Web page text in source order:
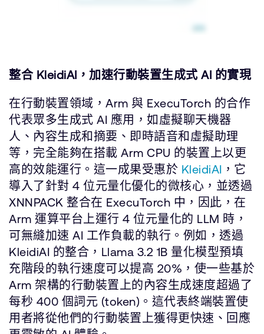
整合 KleidiAI，加速行動裝置生成式 AI 的實現
在行動裝置領域，Arm 與 ExecuTorch 的合作
代表眾多生成式 AI 應用，如虛擬聊天機器
人、內容生成和摘要、即時語音和虛擬助理
等，完全能夠在搭載 Arm CPU 的裝置上以更
高的效能運行。這一成果受惠於 KleidiAI ，它
導入了針對 4 位元量化優化的微核心，並透過
XNNPACK 整合在 ExecuTorch 中，因此，在
Arm 運算平台上運行 4 位元量化的 LLM 時，
可無縫加速 AI 工作負載的執行。例如，透過
KleidiAI 的整合，Llama 3.2 1B 量化模型預填
充階段的執行速度可以提高 20%，使一些基於
Arm 架構的行動裝置上的內容生成速度超過了
每秒 400 個詞元 (token)。這代表終端裝置使
用者將從他們的行動裝置上獲得更快速、回應